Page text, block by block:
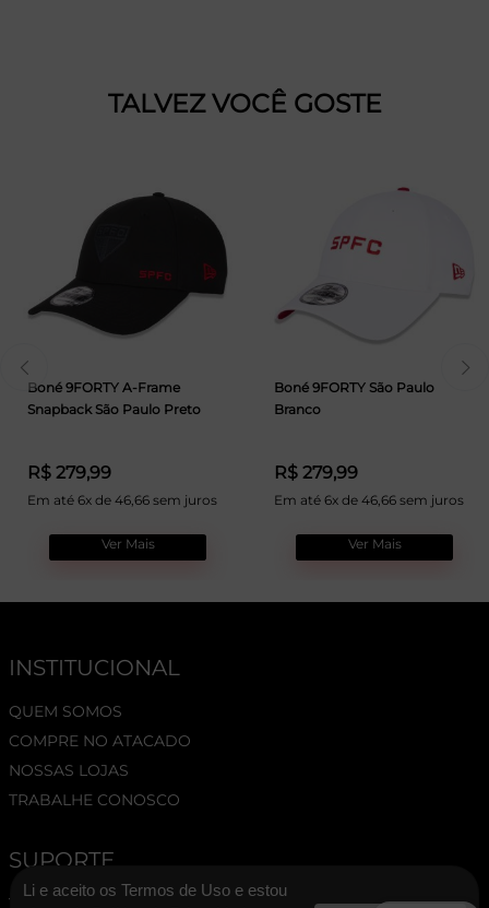
TALVEZ VOCÊ GOSTE
Boné 9FORTY A-Frame
Snapback São Paulo Preto
R$ 279,99
Em até 6x de 46,66 sem juros
Ver Mais
Boné 9FORTY São Paulo
Branco
R$ 279,99
Em até 6x de 46,66 sem juros
Ver Mais
INSTITUCIONAL
QUEM SOMOS
COMPRE NO ATACADO
NOSSAS LOJAS
TRABALHE CONOSCO
SUPORTE
TERMOS E CONDIÇÕES
Li e aceito os Termos de Uso e estou